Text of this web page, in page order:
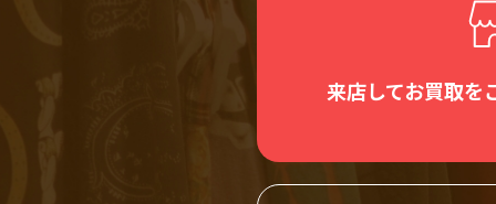
来店してお買取を